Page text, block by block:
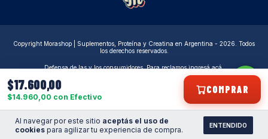
Al navegar por este sitio aceptás el uso de
cookies para agilizar tu experiencia de compra. ENTENDIDO
$17.600,00
$14.960,00 con Efectivo
COMPRAR
Copyright Morashop | Suplementos, Proteína y Creatina en Argentina - 2026. Todos
los derechos reservados.
Defensa de las y los consumidores. Para reclamos ingresá acá.